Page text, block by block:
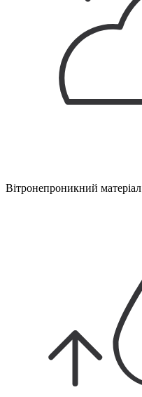
Вітронепроникний матеріал